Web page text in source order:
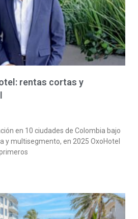
rentas cortas y
en 10 ciudades de Colombia bajo
y multisegmento, en 2025 OxoHotel